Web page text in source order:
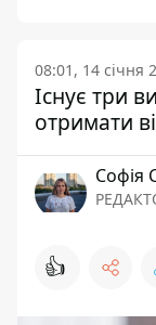
08:01, 14 січня
Існує три
отримати
Софія
👍